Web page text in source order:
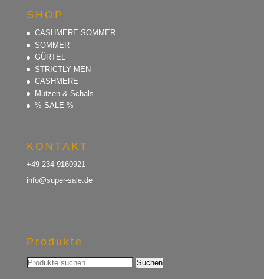
SHOP
CASHMERE SOMMER
SOMMER
GÜRTEL
STRICTLY MEN
CASHMERE
Mützen & Schals
% SALE %
KONTAKT
+49 234 9160921
info@super-sale.de
Produkte
Suchen
nach:
Suchen